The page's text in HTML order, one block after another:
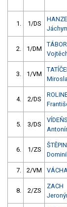
1. 1/DS
2. 1/DM
3. 1/VM
4. 2/DS
5. 3/DS
6. 1/ZS
7. 2/VM
8. 2/ZS
ZACH